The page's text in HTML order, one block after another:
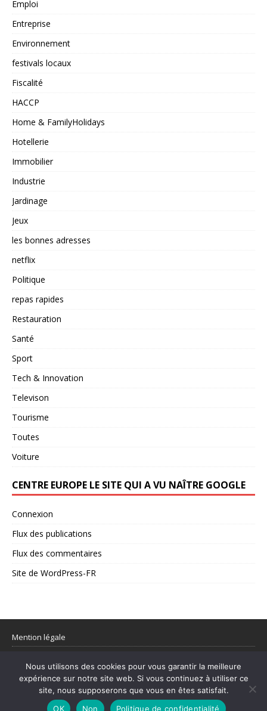
Emploi
Entreprise
Environnement
festivals locaux
Fiscalité
HACCP
Home & FamilyHolidays
Hotellerie
Immobilier
Industrie
Jardinage
Jeux
les bonnes adresses
netflix
Politique
repas rapides
Restauration
Santé
Sport
Tech & Innovation
Televison
Tourisme
Toutes
Voiture
CENTRE EUROPE LE SITE QUI A VU NAÎTRE GOOGLE
Connexion
Flux des publications
Flux des commentaires
Site de WordPress-FR
Mention légale
© 1998–2026 Centre Europe Actu – L’actualité utile et les sujets qui
comptent.
Nous utilisons des cookies pour vous garantir la meilleure
expérience sur notre site web. Si vous continuez à utiliser ce
site, nous supposerons que vous en êtes satisfait.
OK
Non Politique de confidentialité